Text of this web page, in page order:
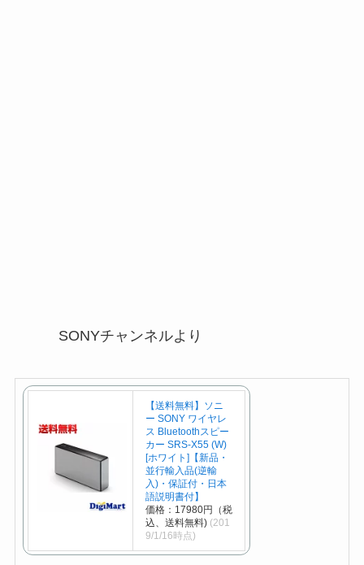
SONYチャンネルより
【送料無料】ソニ
ー SONY ワイヤレ
ス Bluetoothスピー
カー SRS-X55 (W)
[ホワイト]【新品・
並行輸入品(逆輸
入)・保証付・日本
語説明書付】
価格：17980円（税
込、送料無料) (201
9/1/16時点)